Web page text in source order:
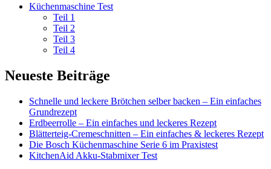
Küchenmaschine Test
Teil 1
Teil 2
Teil 3
Teil 4
Neueste Beiträge
Schnelle und leckere Brötchen selber backen – Ein einfaches
Grundrezept
Erdbeerrolle – Ein einfaches und leckeres Rezept
Blätterteig-Cremeschnitten – Ein einfaches & leckeres Rezept
Die Bosch Küchenmaschine Serie 6 im Praxistest
KitchenAid Akku-Stabmixer Test